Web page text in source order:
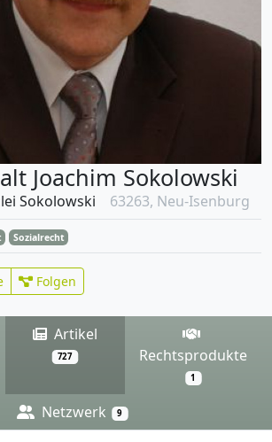
Joachim Sokolowski
Sokolowski 63263, Neu-Isenburg
Sozialrecht
Folgen
Artikel
727 Rechtsprodukte
1
Netzwerk 9